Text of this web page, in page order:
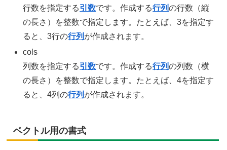
行数を指定する引数です。作成する行列の行数（縦
の長さ）を整数で指定します。たとえば、3を指定す
ると、3行の行列 が作成されます。
cols
列数を指定する引数です。作成する行列の列数（横
の長さ）を整数で指定します。たとえば、4を指定す
ると、4列の行列 が作成されます。
ベクトル用の書式